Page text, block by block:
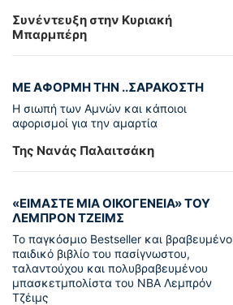
Συνέντευξη στην Κυριακή
Μπαρμπέρη
ΜΕ ΑΦΟΡΜΗ ΤΗΝ ..ΣΑΡΑΚΟΣΤΗ
Η σιωπή των Αμνών και κάποιοι
αφορισμοί για την αμαρτία
Της Νανάς Παλαιτσάκη
«ΕΙΜΑΣΤΕ ΜΙΑ ΟΙΚΟΓΕΝΕΙΑ» ΤΟΥ
ΛΕΜΠΡΟΝ ΤΖΕΙΜΣ
To παγκόσµιο Bestseller και βραβευµένο
παιδικό βιβλίο του πασίγνωστου,
ταλαντούχου και πολυβραβευµένου
µπασκετµπολίστα του NBA Λεµπρόν
Τζέιμς